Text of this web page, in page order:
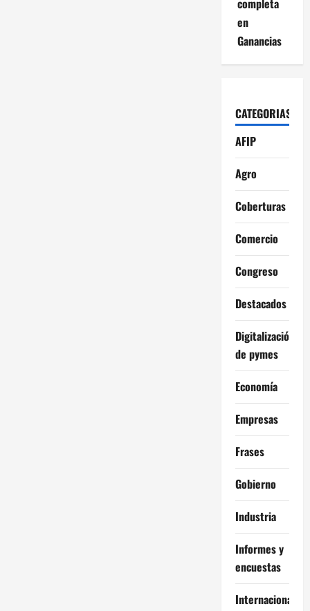
en
Ganancias
CATEGORIAS
AFIP
Agro
Coberturas
Comercio
Congreso
Destacados
Digitalización
de pymes
Economía
Empresas
Frases
Gobierno
Industria
Informes y
encuestas
Internacional